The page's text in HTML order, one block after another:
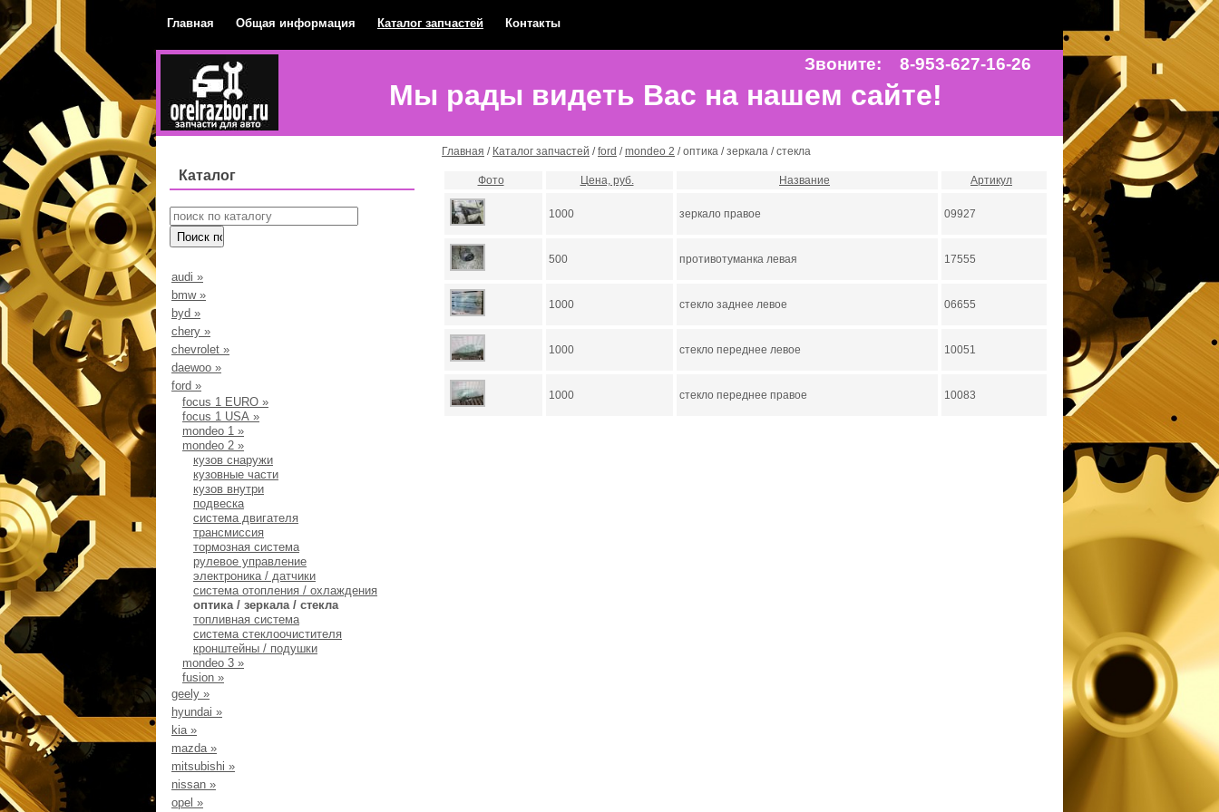
Главная Общая информация Каталог запчастей Контакты
Звоните: 8-953-627-16-26
Мы рады видеть Вас на нашем сайте!
Каталог
audi »
bmw»
byd »
chery »
chevrolet »
daewoo »
ford »
focus 1 EURO »
focus 1 USA »
mondeo 1 »
mondeo 2 »
кузов снаружи
кузовные части
кузов внутри
подвеска
система двигателя
трансмиссия
тормозная система
рулевое управление
электроника / датчики
система отопления / охлаждения
оптика / зеркала / стекла
топливная система
система стеклоочистителя
кронштейны / подушки
mondeo 3 »
fusion »
geely »
hyundai »
kia»
mazda»
mitsubishi »
nissan »
opel »
Главная / Каталог запчастей /ford /mondeo 2 / оптика / зеркала / стекла
Фото Цена, руб. Название Артикул
1000 зеркало правое 09927
500 противотуманка левая 17555
1000 стекло заднее левое 06655
1000 стекло переднее левое 10051
1000 стекло переднее правое 10083